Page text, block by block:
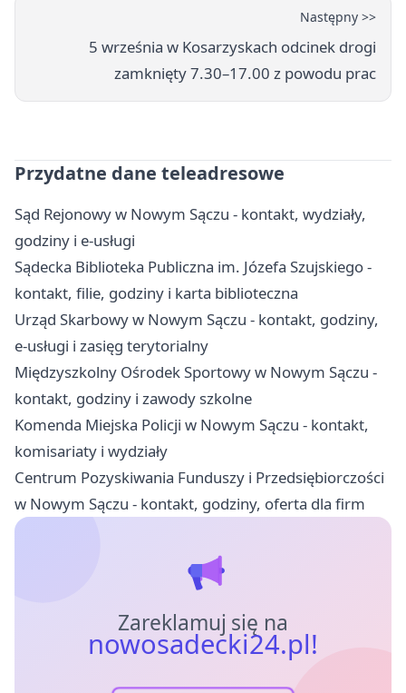
Następny >>
5 września w Kosarzyskach odcinek drogi
zamknięty 7.30–17.00 z powodu prac
Przydatne dane teleadresowe
Sąd Rejonowy w Nowym Sączu - kontakt, wydziały,
godziny i e-usługi
Sądecka Biblioteka Publiczna im. Józefa Szujskiego -
kontakt, filie, godziny i karta biblioteczna
Urząd Skarbowy w Nowym Sączu - kontakt, godziny,
e-usługi i zasięg terytorialny
Międzyszkolny Ośrodek Sportowy w Nowym Sączu -
kontakt, godziny i zawody szkolne
Komenda Miejska Policji w Nowym Sączu - kontakt,
komisariaty i wydziały
Centrum Pozyskiwania Funduszy i Przedsiębiorczości
w Nowym Sączu - kontakt, godziny, oferta dla firm
Zareklamuj się na
nowosadecki24.pl!